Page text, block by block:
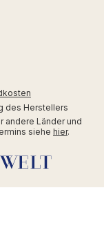
des Herstellers
andere Länder und
siehe hier.